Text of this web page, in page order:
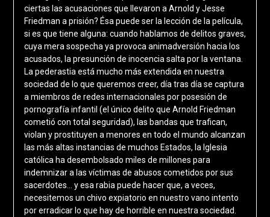
ciertas las acusaciones que llevaron a Arnold y Jesse
Friedman a prisión? Ésa puede ser la lección de la película,
si es que tiene alguna: cuando hablamos de delitos graves,
cuya mera sospecha ya provoca animadversión hacia los
acusados, la presunción de inocencia salta por la ventana.
La pederastia está mucho más extendida en nuestra
sociedad de lo que queremos creer, día tras día se captura
a miembros de redes internacionales por posesión de
pornografía infantil (el único delito que Arnold Friedman
cometió con total seguridad), las bandas que trafican,
violan y prostituyen a menores en todo el mundo alcanzan
las más altas instancias de muchos Estados, la Iglesia
católica ha desembolsado miles de millones para
indemnizar a las víctimas de abusos cometidos por sus
sacerdotes… y esa rabia puede hacer que, a veces,
necesitemos un chivo expiatorio en nuestro vano intento
por erradicar lo que hay de horrible en nuestra sociedad.